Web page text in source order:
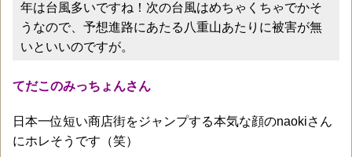
年は台風多いですね！次の台風はめちゃくちゃでかそ
うなので、予想進路にあたる八重山あたりに被害が無
いといいのですが。
てだこのみっちょんさん
日本一位短い商店街をジャンプする本気な顔のnaokiさん
にホレそうです（笑）